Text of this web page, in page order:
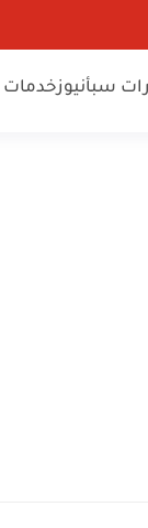
سبأنيوزخدمات